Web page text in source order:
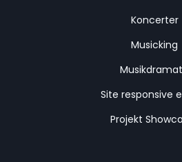
Koncerter
Musicking
Site responsive
Projekt